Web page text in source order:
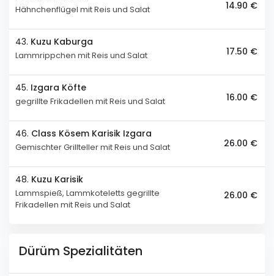
Hähnchenflügel mit Reis und Salat 14.90 €
43. Kuzu Kaburga
Lammrippchen mit Reis und Salat 17.50 €
45. Izgara Köfte
gegrillte Frikadellen mit Reis und Salat 16.00 €
46. Class Kösem Karisik Izgara
Gemischter Grillteller mit Reis und Salat 26.00 €
48. Kuzu Karisik
Lammspieß, Lammkoteletts gegrillte
Frikadellen mit Reis und Salat
26.00 €
Dürüm Spezialitäten